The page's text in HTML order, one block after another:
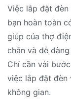
Việc lắp đặt đèn
bạn hoàn toàn
giúp của thợ
chắn và dễ
Chỉ cần vài
việc lắp đặt đèn
không gian.